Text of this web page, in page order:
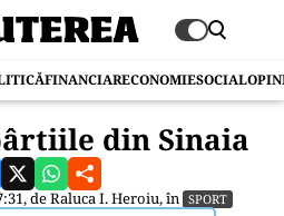
FINANCIARECONOMIESOCIAL
din Sinaia
deRaluca I. Heroiu, în SPORT